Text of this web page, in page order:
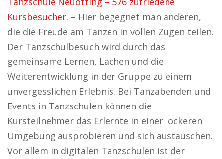
Kursbesucher. – Hier begegnet man anderen,
die die Freude am Tanzen in vollen Zügen teilen.
Der Tanzschulbesuch wird durch das
gemeinsame Lernen, Lachen und die
Weiterentwicklung in der Gruppe zu einem
unvergesslichen Erlebnis. Bei Tanzabenden und
Events in Tanzschulen können die
Kursteilnehmer das Erlernte in einer lockeren
Umgebung ausprobieren und sich austauschen.
Vor allem in digitalen Tanzschulen ist der